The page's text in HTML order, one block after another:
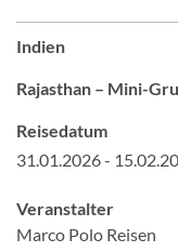
Indien
Rajasthan – Mini-
Reisedatum
31.01.2026 -
Veranstalter
Marco Polo Reisen